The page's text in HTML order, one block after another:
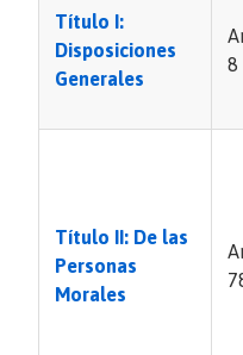
Título I:
Disposiciones
Generales
8
Título II: De las
Personas
Morales